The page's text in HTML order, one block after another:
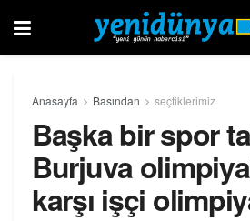
Anasayfa Basından seçtiklerimiz
Başka bir spor
Burjuva
karşı işçi